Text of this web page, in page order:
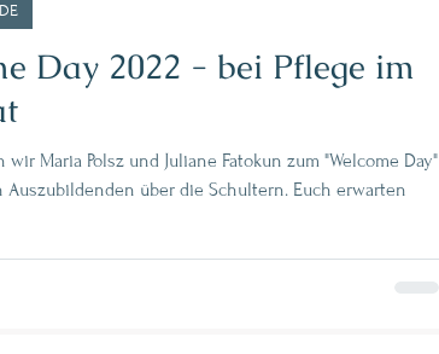
Day 2022 - bei Pflege im
wir Maria Polsz und Juliane Fatokun zum "Welcome Day"
Auszubildenden über die Schultern. Euch erwarten